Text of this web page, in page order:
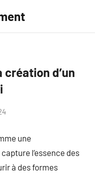
d’un
une
l’essence des
à des formes